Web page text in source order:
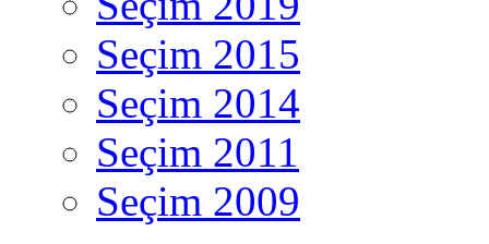
Seçim 2015
Seçim 2014
Seçim 2011
Seçim 2009